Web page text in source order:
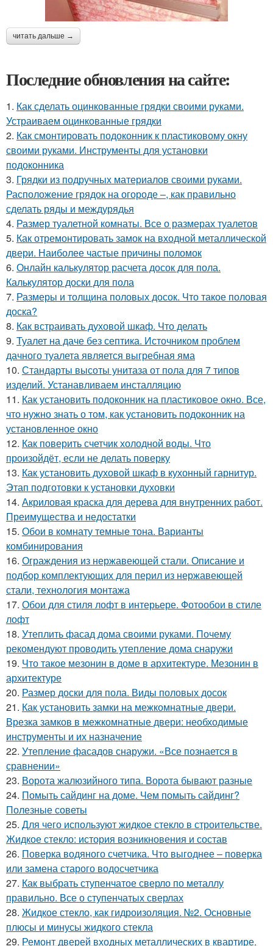
читать дальше →
Последние обновления на сайте:
1. Как сделать оцинкованные грядки своими руками.
Устраиваем оцинкованные грядки
2. Как смонтировать подоконник к пластиковому окну
своими руками. Инструменты для установки
подоконника
3. Грядки из подручных материалов своими руками.
Расположение грядок на огороде –, как правильно
сделать ряды и междурядья
4. Размер туалетной комнаты. Все о размерах туалетов
5. Как отремонтировать замок на входной металлической
двери. Наиболее частые причины поломок
6. Онлайн калькулятор расчета досок для пола.
Калькулятор доски для пола
7. Размеры и толщина половых досок. Что такое половая
доска?
8. Как встраивать духовой шкаф. Что делать
9. Туалет на даче без септика. Источником проблем
дачного туалета является выгребная яма
10. Стандарты высоты унитаза от пола для 7 типов
изделий. Устанавливаем инсталляцию
11. Как установить подоконник на пластиковое окно. Все,
что нужно знать о том, как установить подоконник на
установленное окно
12. Как поверить счетчик холодной воды. Что
произойдёт, если не делать поверку
13. Как установить духовой шкаф в кухонный гарнитур.
Этап подготовки к установки духовки
14. Акриловая краска для дерева для внутренних работ.
Преимущества и недостатки
15. Обои в комнату темные тона. Варианты
комбинирования
16. Ограждения из нержавеющей стали. Описание и
подбор комплектующих для перил из нержавеющей
стали, технология монтажа
17. Обои для стиля лофт в интерьере. Фотообои в стиле
лофт
18. Утеплить фасад дома своими руками. Почему
рекомендуют проводить утепление дома снаружи
19. Что такое мезонин в доме в архитектуре. Мезонин в
архитектуре
20. Размер доски для пола. Виды половых досок
21. Как установить замки на межкомнатные двери.
Врезка замков в межкомнатные двери: необходимые
инструменты и их назначение
22. Утепление фасадов снаружи. «Все познается в
сравнении»
23. Ворота жалюзийного типа. Ворота бывают разные
24. Помыть сайдинг на доме. Чем помыть сайдинг?
Полезные советы
25. Для чего используют жидкое стекло в строительстве.
Жидкое стекло: история возникновения и состав
26. Поверка водяного счетчика. Что выгоднее – поверка
или замена старого водосчетчика
27. Как выбрать ступенчатое сверло по металлу
правильно. Все о ступенчатых сверлах
28. Жидкое стекло, как гидроизоляция. №2. Основные
плюсы и минусы жидкого стекла
29. Ремонт дверей входных металлических в квартире.